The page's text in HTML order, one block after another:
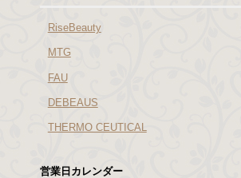
RiseBeauty
MTG
FAU
DEBEAUS
THERMO CEUTICAL
営業日カレンダー